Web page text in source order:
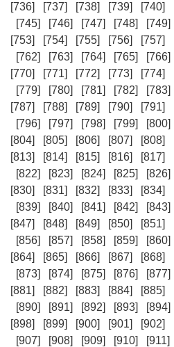
[736]
[737] [738] [739] [740]
[745]
[746] [747] [748] [749]
[753]
[754] [755] [756] [757]
[762]
[763] [764] [765] [766]
[770]
[771] [772] [773] [774]
[779]
[780] [781] [782] [783]
[787]
[788] [789] [790] [791]
[796]
[797] [798] [799] [800]
[804]
[805] [806] [807] [808]
[813]
[814] [815] [816] [817]
[822]
[823] [824] [825] [826]
[830]
[831] [832] [833] [834]
[839]
[840] [841] [842] [843]
[847]
[848] [849] [850] [851]
[856]
[857] [858] [859] [860]
[864]
[865] [866] [867] [868]
[873]
[874] [875] [876] [877]
[881]
[882] [883] [884] [885]
[890]
[891] [892] [893] [894]
[898]
[899] [900] [901] [902]
[907]
[908] [909] [910] [911]